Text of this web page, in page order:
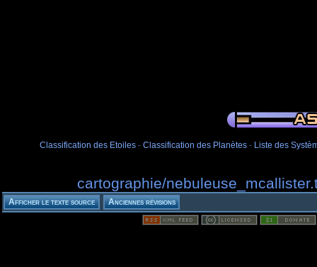
Classification des Etoiles- Classification des Planètes- Liste des
cartographie/